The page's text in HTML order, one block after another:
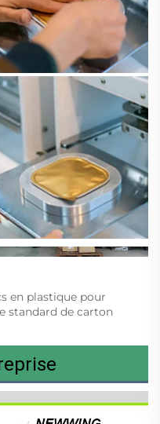
en plastique pour
standard de carton